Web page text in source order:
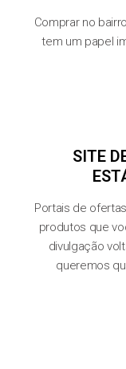
Comprar no
tem um papel
SITE
Portais de
produtos que
divulgação
queremos